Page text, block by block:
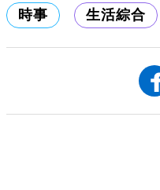
時事 生活綜合